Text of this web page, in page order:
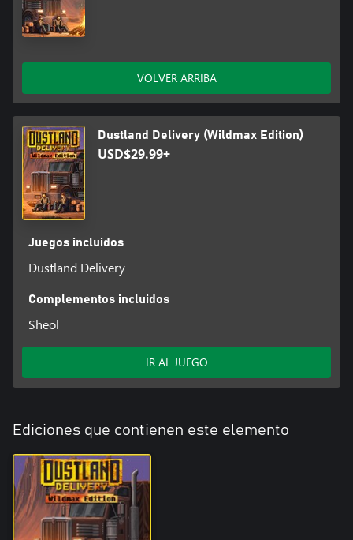
VOLVER ARRIBA
Dustland Delivery (Wildmax Edition)
USD$29.99+
Juegos incluidos
Dustland Delivery
Complementos incluidos
Sheol
IR AL JUEGO
Ediciones que contienen este elemento